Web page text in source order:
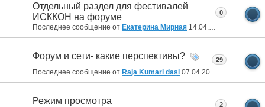
Отдельный раздел для фестивалей
ИСККОН на форуме
Последнее сообщение от Екатерина Мирная 14.04.2020
0
Форум и сети- какие перспективы?
Последнее сообщение от Raja Kumari dasi 07.04.2020
29
Режим просмотра 2